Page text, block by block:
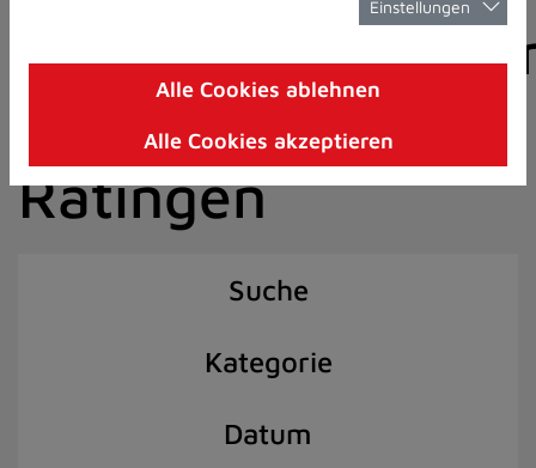
8)
I)
der Stadt
Ratingen
Suche
Kategorie
Datum
Einstellungen
Alle Cookies ablehnen
Alle Cookies akzeptieren